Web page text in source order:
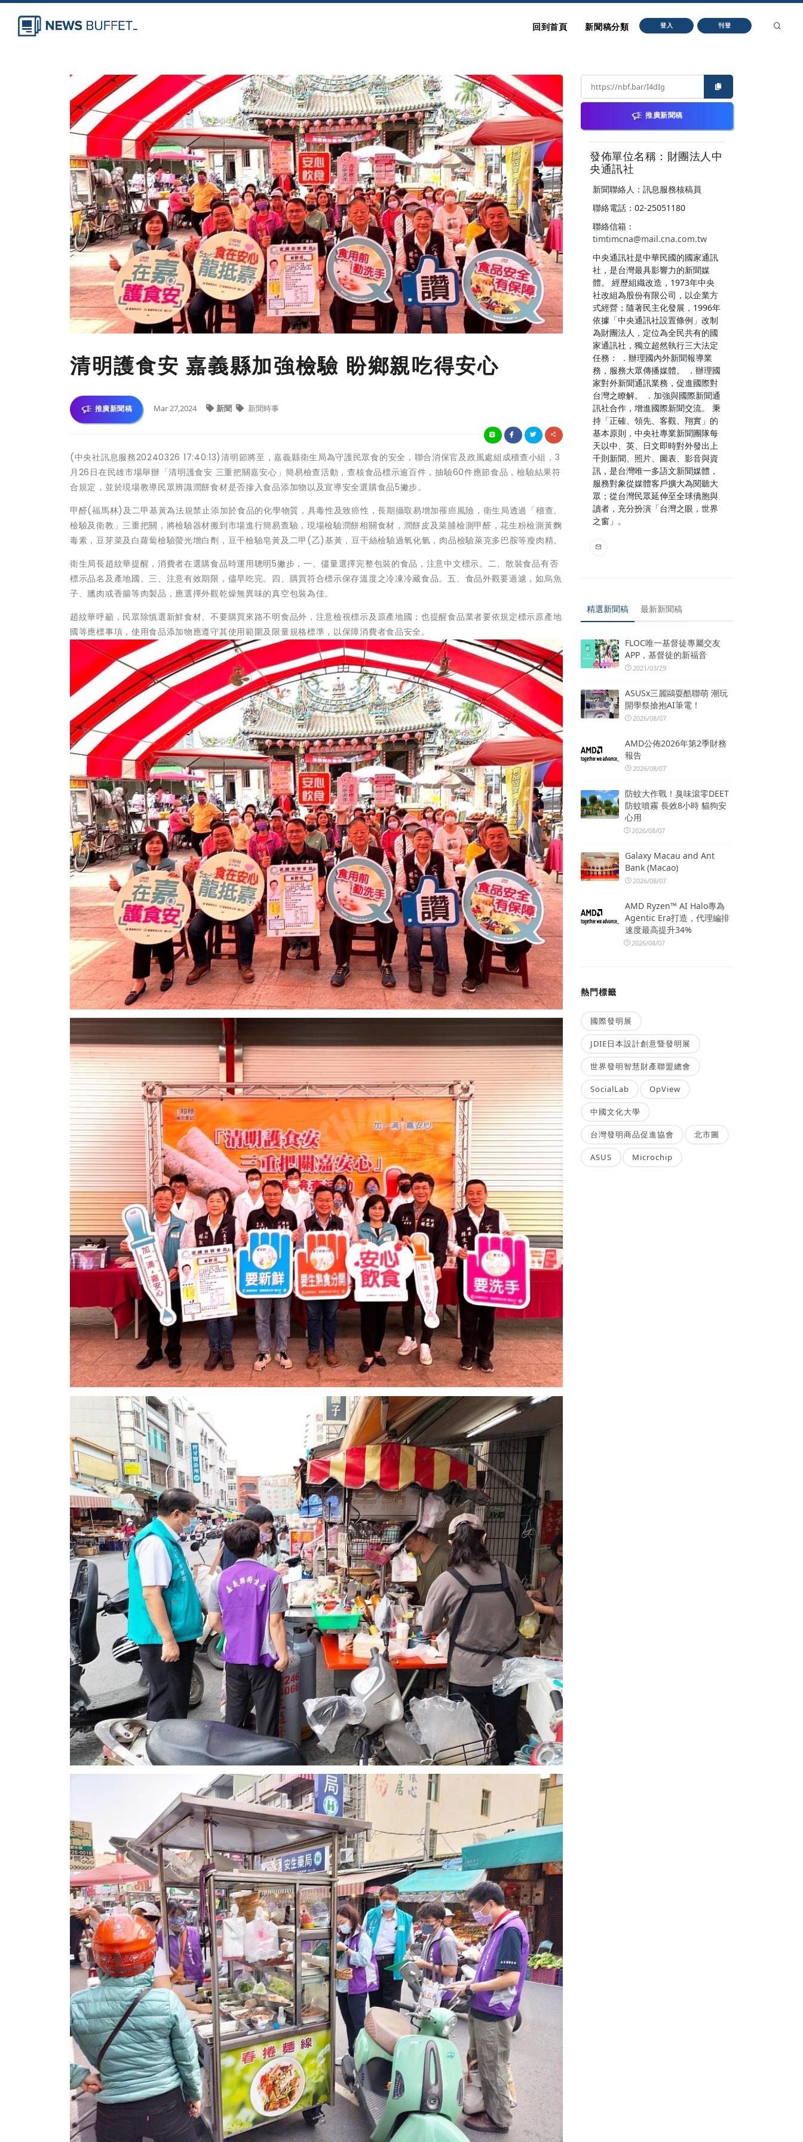
回到首頁 新聞稿分類 登入 刊登
清明護食安 嘉義縣加強檢驗 盼鄉親吃得安心
推廣新聞稿 Mar 27,2024 新聞 新聞時事
(中央社訊息服務20240326 17:40:13)清明節將至，嘉義縣衛生局為守護民眾食的安全，聯合消保官及政風處組成稽查小組，3
月26日在民雄市場舉辦「清明護食安 三重把關嘉安心」簡易檢查活動，查核食品標示逾百件，抽驗60件應節食品，檢驗結果符
合規定，並於現場教導民眾辨識潤餅食材是否摻入食品添加物以及宣導安全選購食品5撇步。
甲醛(福馬林)及二甲基黃為法規禁止添加於食品的化學物質，具毒性及致癌性，長期攝取易增加罹癌風險，衛生局透過「稽查、
檢驗及衛教」三重把關，將檢驗器材搬到市場進行簡易查驗，現場檢驗潤餅相關食材，潤餅皮及菜脯檢測甲醛，花生粉檢測黃麴
毒素，豆芽菜及白蘿蔔檢驗螢光增白劑，豆干檢驗皂黃及二甲(乙)基黃，豆干絲檢驗過氧化氫，肉品檢驗萊克多巴胺等瘦肉精。
衛生局長趙紋華提醒，消費者在選購食品時運用聰明5撇步，一、儘量選擇完整包裝的食品，注意中文標示。二、散裝食品有否
標示品名及產地國。三、注意有效期限，儘早吃完。四、購買符合標示保存溫度之冷凍冷藏食品。五、食品外觀要過濾，如烏魚
子、臘肉或香腸等肉製品，應選擇外觀乾燥無異味的真空包裝為佳。
趙紋華呼籲，民眾除慎選新鮮食材、不要購買來路不明食品外，注意檢視標示及原產地國；也提醒食品業者要依規定標示原產地
國等應標事項，使用食品添加物應遵守其使用範圍及限量規格標準，以保障消費者食品安全。
推廣新聞稿
發佈單位名稱：財團法人中
央通訊社
新聞聯絡人：訊息服務核稿員
聯絡電話：02-25051180
聯絡信箱：
timtimcna@mail.cna.com.tw
中央通訊社是中華民國的國家通訊
社，是台灣最具影響力的新聞媒
體。 經歷組織改造，1973年中央
社改組為股份有限公司，以企業方
式經營；隨著民主化發展，1996年
依據「中央通訊社設置條例」改制
為財團法人，定位為全民共有的國
家通訊社，獨立超然執行三大法定
任務： ．辦理國內外新聞報導業
務，服務大眾傳播媒體。 ．辦理國
家對外新聞通訊業務，促進國際對
台灣之瞭解。 ．加強與國際新聞通
訊社合作，增進國際新聞交流。 秉
持「正確、領先、客觀、翔實」的
基本原則，中央社專業新聞團隊每
天以中、英、日文即時對外發出上
千則新聞、照片、圖表、影音與資
訊，是台灣唯一多語文新聞媒體，
服務對象從媒體客戶擴大為閱聽大
眾；從台灣民眾延伸至全球僑胞與
讀者，充分扮演「台灣之眼，世界
之窗」。
精選新聞稿 最新新聞稿
FLOC唯一基督徒專屬交友
APP，基督徒的新福音
2021/03/29
ASUSx三麗鷗耍酷聯萌 潮玩
開學祭搶抱AI筆電！
2026/08/07
AMD公佈2026年第2季財務
報告
2026/08/07
防蚊大作戰！臭味滾零DEET
防蚊噴霧 長效8小時 貓狗安
心用
2026/08/07
Galaxy Macau and Ant
Bank (Macao)
2026/08/07
AMD Ryzen™ AI Halo專為
Agentic Era打造，代理編排
速度最高提升34%
2026/08/07
熱門標籤
國際發明展
JDIE日本設計創意暨發明展
世界發明智慧財產聯盟總會
SocialLab OpView
中國文化大學
台灣發明商品促進協會 北市圖
ASUS Microchip